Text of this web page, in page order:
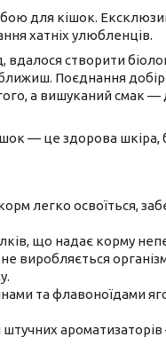
для кішок.
хатніх улюбленців.
вдалося створити
Поєднання
а вишуканий смак
— це здорова шкіра,
легко освоїться,
що надає корму
виробляється
та флавоноїдами
ароматизаторів